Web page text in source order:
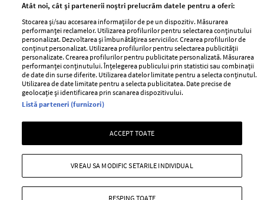
GSP
Unica
Baby
Retete
femei
Viva
Avantaje
Retete practice
Pariază responsabil! Decizia ONJN nr. 821/25.09.2025.
Jocurile de noroc sunt interzise minorilor.
Copyright © 2026 Ringier Romania SRL
Atât noi, cât și partenerii noștri prelucrăm datele pentru a oferi:
Stocarea și/sau accesarea informațiilor de pe un dispozitiv. Măsurarea
performanței reclamelor. Utilizarea profilurilor pentru selectarea conținutului
personalizat. Dezvoltarea și îmbunătățirea serviciilor. Crearea profilurilor de
conținut personalizat. Utilizarea profilurilor pentru selectarea publicității
personalizate. Crearea profilurilor pentru publicitate personalizată. Măsurarea
performanței conținutului. Înțelegerea publicului prin statistici sau combinații
de date din surse diferite. Utilizarea datelor limitate pentru a selecta conținutul.
Utilizarea de date limitate pentru a selecta publicitatea. Date precise de
geolocație și identificarea prin scanarea dispozitivului.
Listă parteneri (furnizori)
ACCEPT TOATE
RESPING TOATE
VREAU SA MODIFIC SETARILE INDIVIDUAL